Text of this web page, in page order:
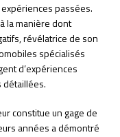
passées.
la manière dont
révélatrice de son
spécialisés
d’expériences
détaillées.
constitue un gage de
années a démontré